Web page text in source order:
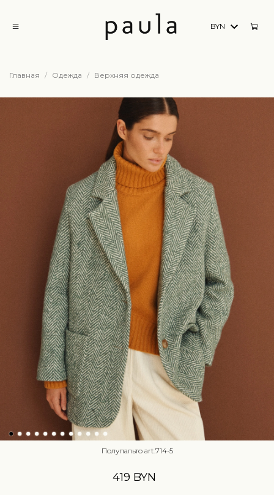
BYN
Главная Одежда Верхняя одежда
Полупальто art.714-5
419 BYN